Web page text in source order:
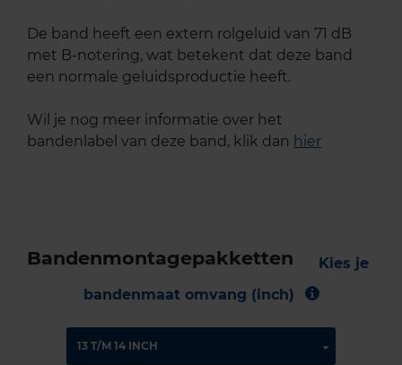
De band heeft een extern rolgeluid van 71 dB
met B-notering, wat betekent dat deze band
een normale geluidsproductie heeft.
Wil je nog meer informatie over het
bandenlabel van deze band, klik dan hier
Bandenmontagepakketten
Kies je
bandenmaat omvang (inch)